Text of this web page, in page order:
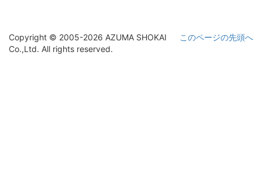
このページの先頭へ
Copyright © 2005-2026 AZUMA SHOKAI
Co.,Ltd. All rights reserved.